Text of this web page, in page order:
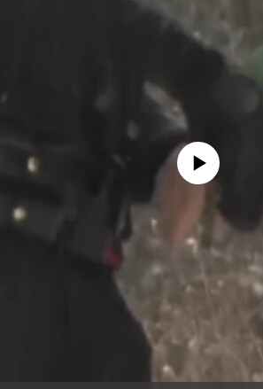
No media source